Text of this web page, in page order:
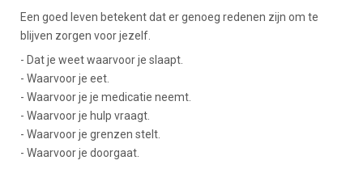
Een goed leven betekent dat er genoeg redenen zijn om te
blijven zorgen voor jezelf.
- Dat je weet waarvoor je slaapt.
- Waarvoor je eet.
- Waarvoor je je medicatie neemt.
- Waarvoor je hulp vraagt.
- Waarvoor je grenzen stelt.
- Waarvoor je doorgaat.